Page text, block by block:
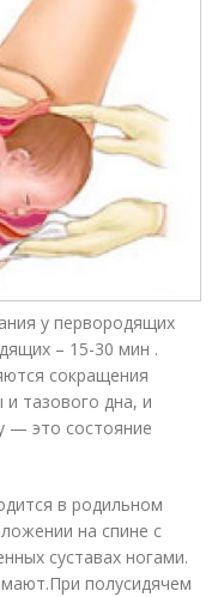
у первородящих
– 15-30 мин .
сокращения
тазового дна, и
— это состояние
в родильном
на спине с
суставах ногами.
полусидячем